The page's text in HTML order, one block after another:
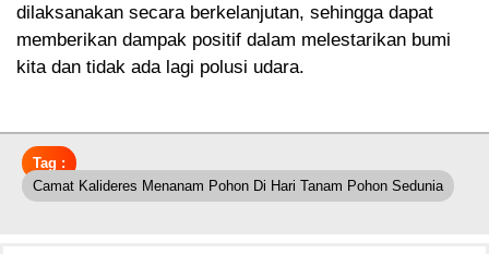
dilaksanakan secara berkelanjutan, sehingga dapat
memberikan dampak positif dalam melestarikan bumi
kita dan tidak ada lagi polusi udara.
Tag :
Camat Kalideres Menanam Pohon Di Hari Tanam Pohon Sedunia